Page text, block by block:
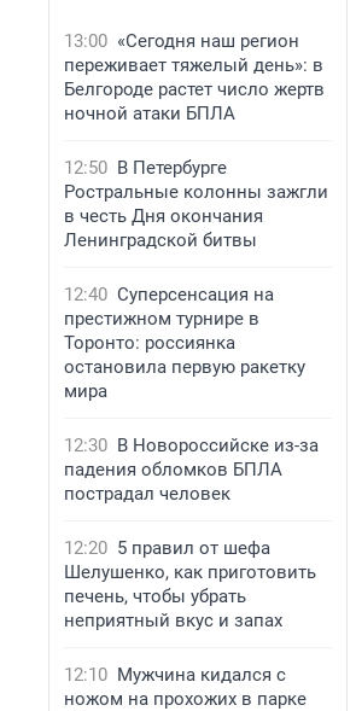
13:00 «Сегодня наш регион
переживает тяжелый день»: в
Белгороде растет число жертв
ночной атаки БПЛА
12:50 В Петербурге
Ростральные колонны зажгли
в честь Дня окончания
Ленинградской битвы
12:40 Суперсенсация на
престижном турнире в
Торонто: россиянка
остановила первую ракетку
мира
12:30 В Новороссийске из-за
падения обломков БПЛА
пострадал человек
12:20 5 правил от шефа
Шелушенко, как приготовить
печень, чтобы убрать
неприятный вкус и запах
12:10 Мужчина кидался с
ножом на прохожих в парке